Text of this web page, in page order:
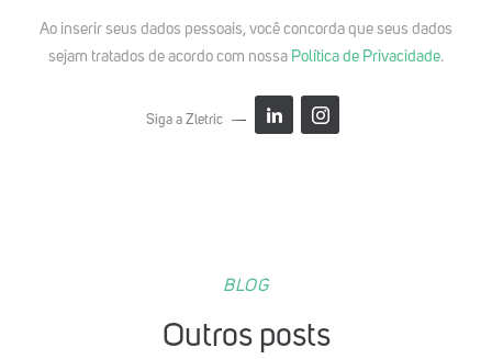
Ao inserir seus dados pessoais, você concorda que seus dados
sejam tratados de acordo com nossa Política de Privacidade.
Siga a Zletric
BLOG
Outros posts